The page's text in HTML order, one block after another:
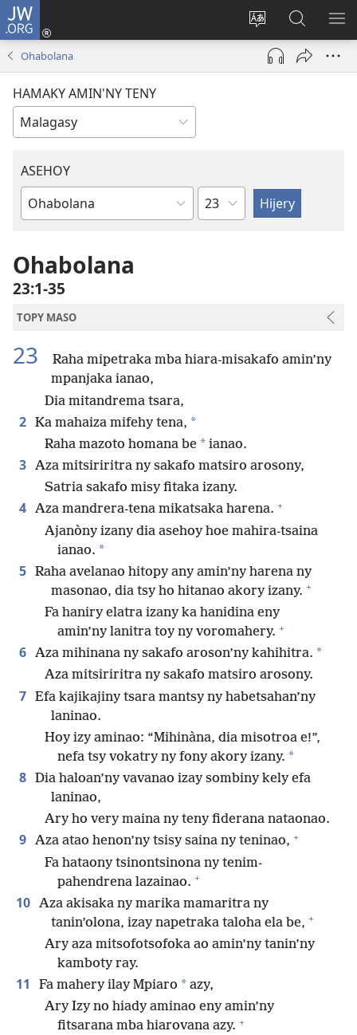
JW.ORG
Hiova
fiteny
Hiditra
(manokatra
rohy)
ato
Amin’ny
Ohabolana
HAMAKY AMIN'NY TENY
ASEHOY
Boky
Amin’ny
Baiboly
Toko
Ohabolana
23:1-35
TOPY MASO
23
Raha mipetraka mba hiara-misakafo amin’ny
mpanjaka ianao,
Dia mitandrema tsara,
2 Ka mahaiza mifehy tena, *
Raha mazoto homana be * ianao.
3 Aza mitsiriritra ny sakafo matsiro arosony,
Satria sakafo misy fitaka izany.
4 Aza mandrera-tena mikatsaka harena. +
Ajanòny izany dia asehoy hoe mahira-tsaina
ianao. *
5 Raha avelanao hitopy any amin’ny harena ny
masonao, dia tsy ho hitanao akory izany. +
Fa haniry elatra izany ka hanidina eny
amin’ny lanitra toy ny voromahery. +
6 Aza mihinana ny sakafo aroson’ny kahihitra. *
Aza mitsiriritra ny sakafo matsiro arosony.
7 Efa kajikajiny tsara mantsy ny habetsahan’ny
laninao.
Hoy izy aminao: “Mihinàna, dia misotroa e!”,
nefa tsy vokatry ny fony akory izany. *
8 Dia haloan’ny vavanao izay sombiny kely efa
laninao,
Ary ho very maina ny teny fiderana nataonao.
9 Aza atao henon’ny tsisy saina ny teninao, +
Fa hataony tsinontsinona ny tenim-
pahendrena lazainao. +
10 Aza akisaka ny marika mamaritra ny
tanin’olona, izay napetraka taloha ela be, +
Ary aza mitsofotsofoka ao amin’ny tanin’ny
kamboty ray.
11 Fa mahery ilay Mpiaro * azy,
Ary Izy no hiady aminao eny amin’ny
fitsarana mba hiarovana azy. +